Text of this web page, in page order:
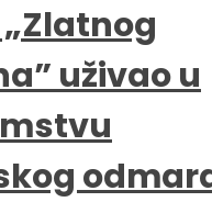
uživao u